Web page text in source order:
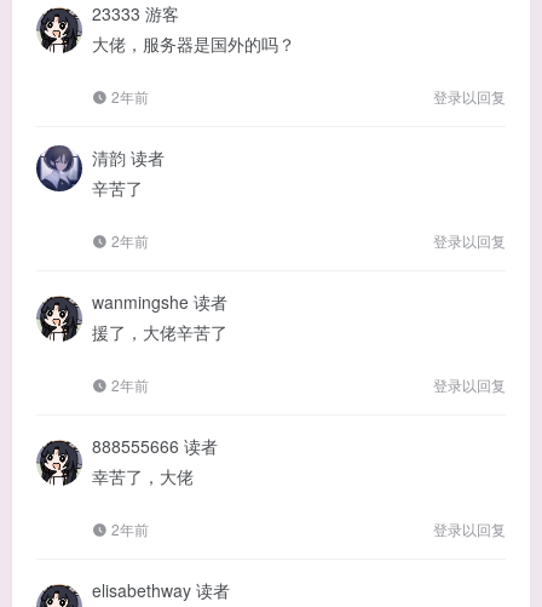
23333 游客
大佬，服务器是国外的吗？
2年前 登录以回复
清韵 读者
辛苦了
2年前 登录以回复
wanmingshe 读者
援了，大佬辛苦了
2年前 登录以回复
888555666 读者
幸苦了，大佬
2年前 登录以回复
elisabethway 读者